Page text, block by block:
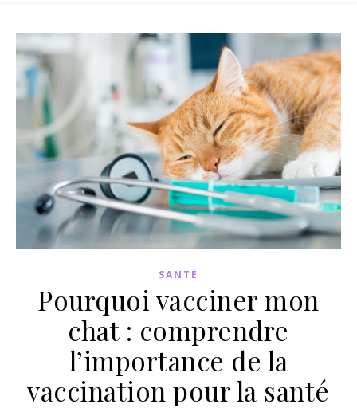
SANTÉ
Pourquoi vacciner mon
chat : comprendre
l’importance de la
vaccination pour la santé